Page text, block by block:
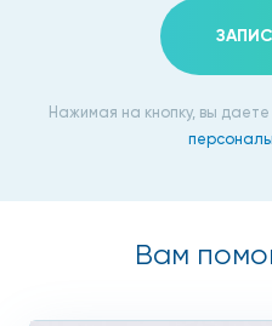
Нажимая на кнопку, вы даете
Вам